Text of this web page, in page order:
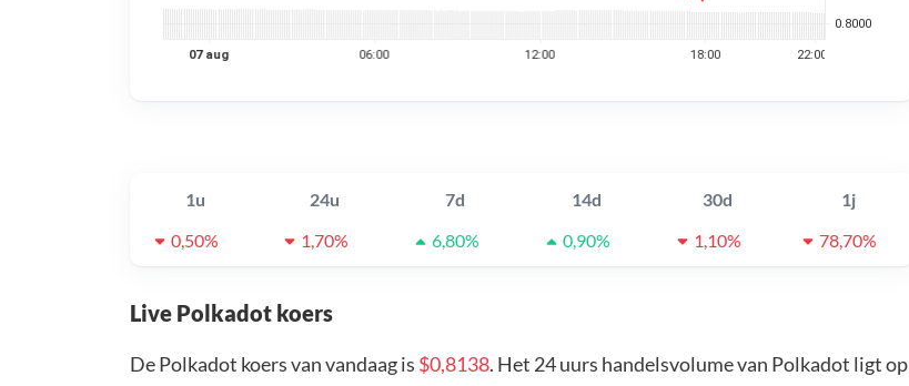
1u 24u 7d 14d 30d
1j
0,50%
1,70% 6,80% 0,90% 1,10% 78,70%
Live Polkadot koers
De Polkadot koers van vandaag is $0,8138. Het 24 uurs handelsvolume van Polkadot ligt op